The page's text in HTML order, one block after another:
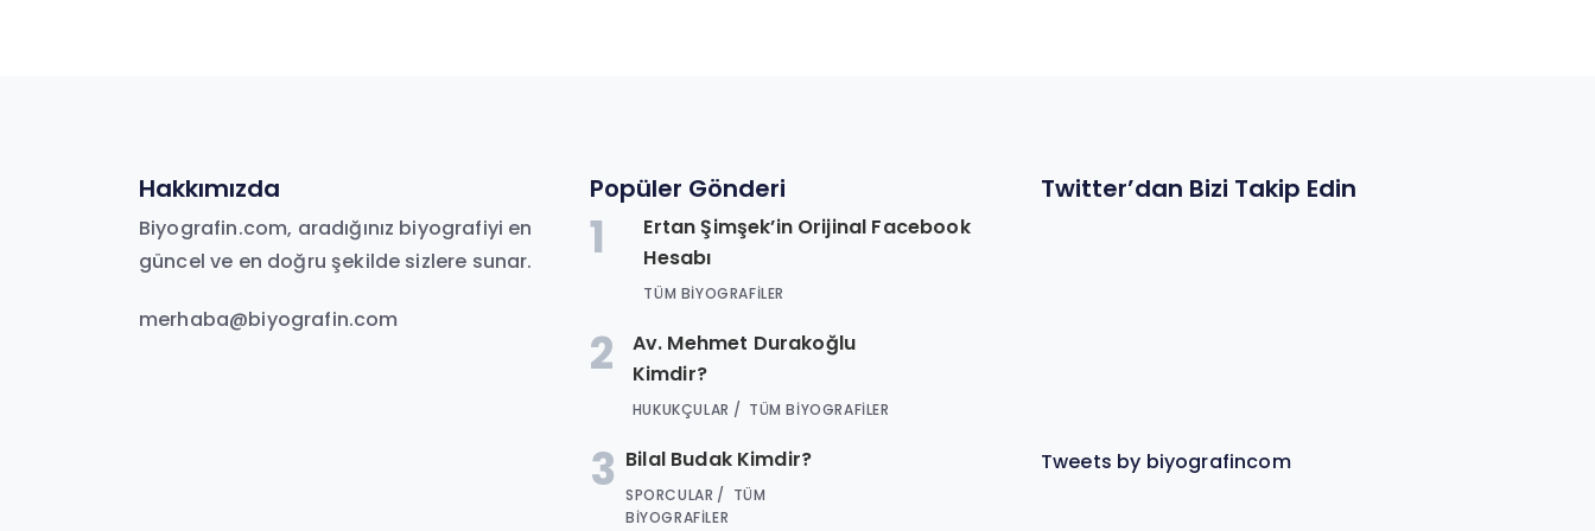
Hakkımızda
Biyografin.com, aradığınız biyografiyi en
güncel ve en doğru şekilde sizlere sunar.
merhaba@biyografin.com
Popüler Gönderi
1
Ertan Şimşek’in Orijinal Facebook
Hesabı
TÜM BIYOGRAFILER
2
Av. Mehmet Durakoğlu
Kimdir?
HUKUKÇULAR TÜM BIYOGRAFILER
3 Bilal Budak Kimdir?
SPORCULAR
TÜM
BIYOGRAFILER
Twitter’dan Bizi Takip Edin
Tweets by biyografincom